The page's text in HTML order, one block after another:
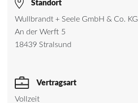
Standort
Wullbrandt + Seele GmbH & Co. KG
An der Werft 5
18439 Stralsund
Vertragsart
Vollzeit